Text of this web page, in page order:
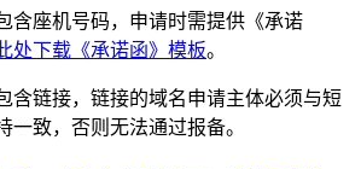
含座机号码，申请时需提供《承诺
处下载《承诺函》模板。
含链接，链接的域名申请主体必须与短
一致，否则无法通过报备。